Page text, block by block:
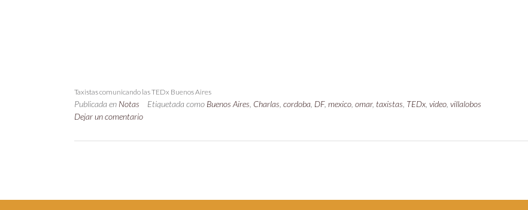
Taxistas comunicando las TEDx Buenos Aires
Publicada en Notas Etiquetada como Buenos Aires Charlas cordoba DF, mexico omar, taxistas TEDx video villalobos
Dejar un comentario